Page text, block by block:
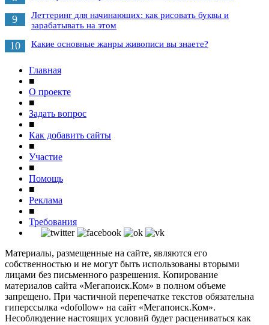
9
Леттеринг для начинающих: как рисовать буквы и
зарабатывать на этом
10 Какие основные жанры живописи вы знаете?
Главная
■
О проекте
■
Задать вопрос
■
Как добавить сайты
■
Участие
■
Помощь
■
Реклама
■
Требования
Материалы, размещенные на сайте, являются его
собственностью и не могут быть использованы вторыми
лицами без письменного разрешения. Копирование
материалов сайта «Мегапоиск.Ком» в полном объеме
запрещено. При частичной перепечатке текстов обязательна
гиперссылка «dofollow» на сайт «Мегапоиск.Ком».
Несоблюдение настоящих условий будет расцениваться как